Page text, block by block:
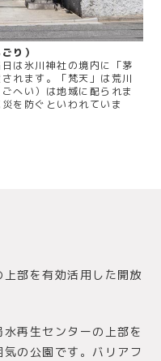
り）
は氷川神社の境内に「茅
れます。「梵天」は荒川
へい）は地域に配られま
を防ぐといわれていま
部を有効活用した開放
再生センターの上部を
の公園です。バリアフ